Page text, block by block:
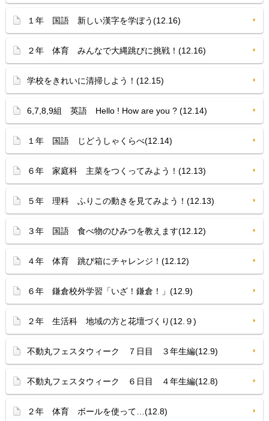
１年 国語 新しい漢字を学ぼう(12.16)
２年 体育 みんなで大縄跳びに挑戦！(12.16)
学校をきれいに清掃しよう！(12.15)
6,7,8,9組 英語 Hello ! How are you ? (12.14)
１年 国語 じどうしゃくらべ(12.14)
６年 家庭科 主菜をつくってみよう！(12.13)
５年 理科 ふりこの動きを見てみよう！(12.13)
３年 国語 食べ物のひみつを教えます(12.12)
４年 体育 跳び箱にチャレンジ！(12.12)
６年 鎌倉校外学習「いざ！鎌倉！」(12.9)
２年 生活科 地域の方と花壇づくり(12.９)
不動丸フェスタウィーク ７日目 ３年生編(12.9)
不動丸フェスタウィーク ６日目 ４年生編(12.8)
２年 体育 ボールを使って…(12.8)